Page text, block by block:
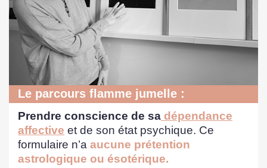
Le parcours flamme jumelle :
Prendre conscience de sa dépendance
affective et de son état psychique. Ce
formulaire n’a aucune prétention
astrologique ou ésotérique.